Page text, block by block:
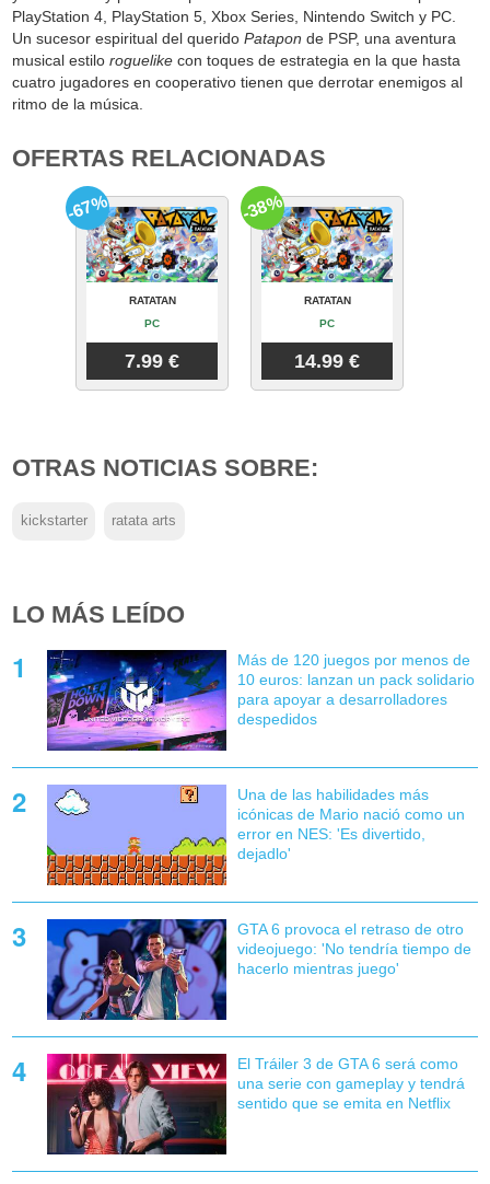
PlayStation 4, PlayStation 5, Xbox Series, Nintendo Switch y PC.
Un sucesor espiritual del queridoPatapon de PSP, una aventura
musical estiloroguelike con toques de estrategia en la que hasta
cuatro jugadores en cooperativo tienen que derrotar enemigos al
ritmo de la música.
OFERTAS RELACIONADAS
RATATAN
PC
7.99 €
-67%
RATATAN
PC
14.99 €
-38%
OTRAS NOTICIAS SOBRE:
kickstarter ratata arts
LO MÁS LEÍDO
Más de 120 juegos por menos de
10 euros: lanzan un pack solidario
para apoyar a desarrolladores
despedidos
Una de las habilidades más
icónicas de Mario nació como un
error en NES: 'Es divertido,
dejadlo'
GTA 6 provoca el retraso de otro
videojuego: 'No tendría tiempo de
hacerlo mientras juego'
El Tráiler 3 de GTA 6 será como
una serie con gameplay y tendrá
sentido que se emita en Netflix